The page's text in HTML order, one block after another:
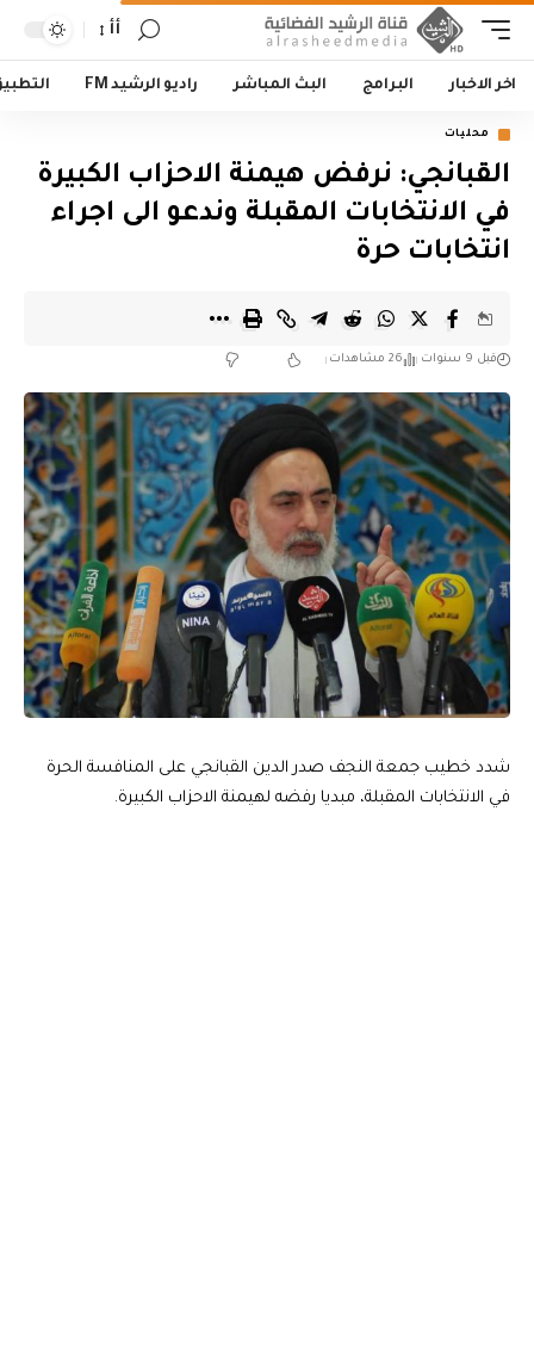
أأ
اخر الاخبار البرامج البث المباشر راديو الرشيد FM
محليات
القبانجي: نرفض هيمنة الاحزاب الكبيرة
في الانتخابات المقبلة وندعو الى اجراء
انتخابات حرة
قبل 9 سنوات 26 مشاهدات
شدد خطيب جمعة النجف صدر الدين القبانجي على المنافسة الحرة
في الانتخابات المقبلة، مبديا رفضه لهيمنة الاحزاب الكبيرة.